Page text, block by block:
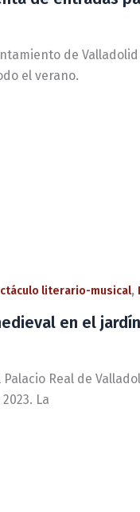
de
el verano.
literario-musical,
en el
Real de
La